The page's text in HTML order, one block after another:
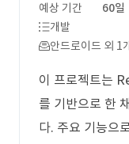
예상 기간
60일
개발
안드로이드 외 1
이 프로젝트는
를 기반으로 한
다. 주요 기능으